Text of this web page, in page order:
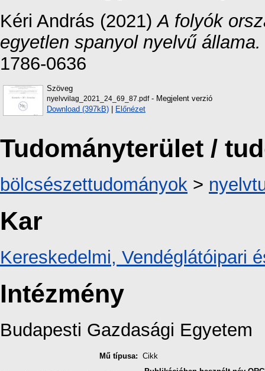
Kéri András (2021)A folyók
egyetlen spanyol nyelvű állama.
1786-0636
Szöveg
nyelvvilag_2021_24_69_87.pdf- Megjelent verzió
Download (397kB) | Előnézet
Tudományterület /
bölcsészettudományok >
Kar
Kereskedelmi, Vendéglátóipari
Intézmény
Budapesti Gazdasági Egyetem
Mű típusa: Cikk